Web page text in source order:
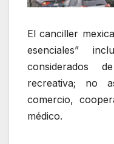
El canciller
esenciales”
considerados
recreativa; no
comercio,
médico.